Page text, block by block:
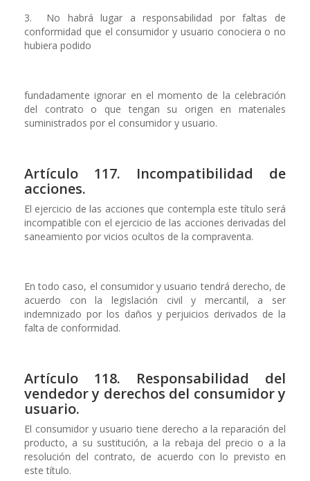
3. No habrá lugar a responsabilidad por faltas de
conformidad que el consumidor y usuario conociera o no
hubiera podido
fundadamente ignorar en el momento de la celebración
del contrato o que tengan su origen en materiales
suministrados por el consumidor y usuario.
Artículo 117. Incompatibilidad de
acciones.
El ejercicio de las acciones que contempla este título será
incompatible con el ejercicio de las acciones derivadas del
saneamiento por vicios ocultos de la compraventa.
En todo caso, el consumidor y usuario tendrá derecho, de
acuerdo con la legislación civil y mercantil, a ser
indemnizado por los daños y perjuicios derivados de la
falta de conformidad.
Artículo 118. Responsabilidad del
vendedor y derechos del consumidor y
usuario.
El consumidor y usuario tiene derecho a la reparación del
producto, a su sustitución, a la rebaja del precio o a la
resolución del contrato, de acuerdo con lo previsto en
este título.